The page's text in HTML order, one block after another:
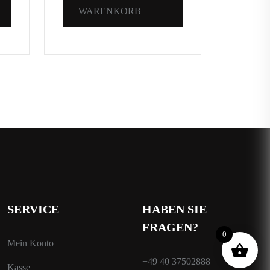
WARENKORB
SERVICE
Mein Konto
Kasse
HABEN SIE
FRAGEN?
+49 40 37502888
0